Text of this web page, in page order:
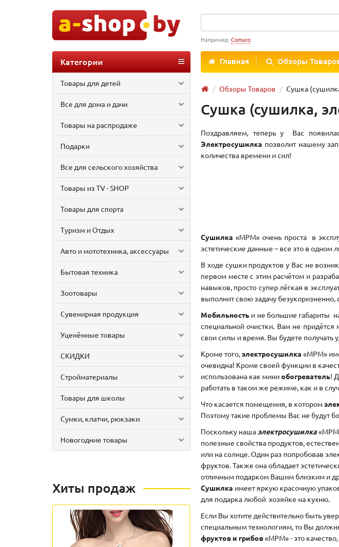
Например: Comuro
Главная Обзоры
Категории
Товары для детей
Все для дома и дачи
Товары на распродаже
Подарки
Все для сельского хозяйства
Товары из TV - SHOP
Товары для спорта
Туризм и Отдых
Авто и мототехника, аксессуары
Бытовая техника
Зоотовары
Сувенирная продукция
Уценённые товары
СКИДКИ
Стройматериалы
Товары для школы
Сумки, клатчи, рюкзаки
Новогодние товары
Обзоры Товаров Сушка
Хиты продаж
Сушка (сушилка,
Поздравляем, теперь у Вас
Электросушилка позволит нашему
количества времени и сил!
Сушилка «МРМ» очень проста
в
эстетические данные – все это в одном
В ходе сушки продуктов у Вас не
первом месте с этим расчётом и
навыков, просто супер лёгкая в
выполнит свою задачу безукоризненно,
Мобильность и не большие габариты
специальной очистки. Вам не
свои силы и время. Вы будете
Кроме того,электросушилка «МРМ»
очевидна! Кроме своей функции в
использована как миниобогреватель!
работать в таком же режиме, как и в
Что касается помещения, в котором
Поэтому такие проблемы Вас не будут
Поскольку наша электросушилка
полезные свойства продуктов,
или на солнце. Один раз попробовав
фруктов. Также она обладает
отличным подарком Вашим близким и
Сушилка имеет яркую красочную
для подарка любой хозяйке на кухню.
Если Вы хотите действительно быть
специальным технологиям, то Вы
фруктов и грибов«МРМ» - это качество,